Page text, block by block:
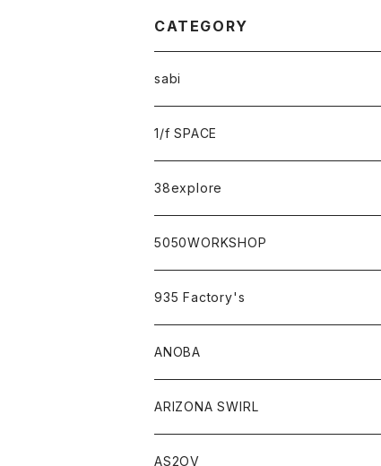
CATEGORY
sabi
sabi×KAMU
campholic×sabi
1/f SPACE
38explore
classicシリーズ
5050WORKSHOP
935 Factory's
ANOBA
ANOBA×sabi
ARIZONA SWIRL
AS2OV